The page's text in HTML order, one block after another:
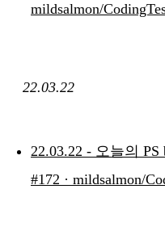
mildsalmon/
22.03.22
22.03.22 - 오늘의 PS
#172 · mildsalmon/